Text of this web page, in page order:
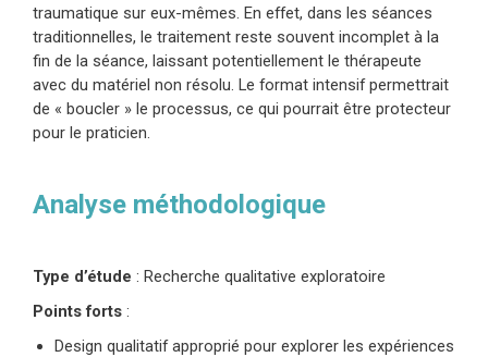
traumatique sur eux-mêmes. En effet, dans les séances
traditionnelles, le traitement reste souvent incomplet à la
fin de la séance, laissant potentiellement le thérapeute
avec du matériel non résolu. Le format intensif permettrait
de « boucler » le processus, ce qui pourrait être protecteur
pour le praticien.
Analyse méthodologique
Type d’étude : Recherche qualitative exploratoire
Points forts :
Design qualitatif approprié pour explorer les expériences